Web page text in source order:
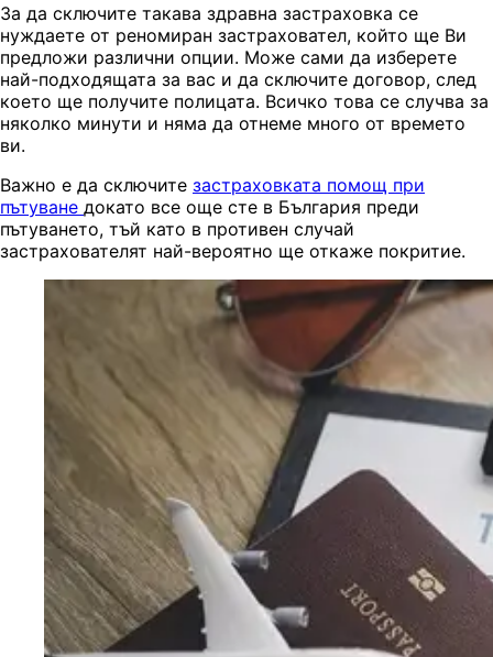
За да сключите такава здравна застраховка се
нуждаете от реномиран застраховател, който ще Ви
предложи различни опции. Може сами да изберете
най-подходящата за вас и да сключите договор, след
което ще получите полицата. Всичко това се случва за
няколко минути и няма да отнеме много от времето
ви.
Важно е да сключите застраховката помощ при
пътуване докато все още сте в България преди
пътуването, тъй като в противен случай
застрахователят най-вероятно ще откаже покритие.